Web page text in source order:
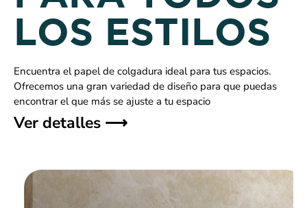
LOS ESTILOS​
Encuentra el papel de colgadura ideal para tus espacios.
Ofrecemos una gran variedad de diseño para que puedas
encontrar el que más se ajuste a tu espacio
Ver detalles ⟶